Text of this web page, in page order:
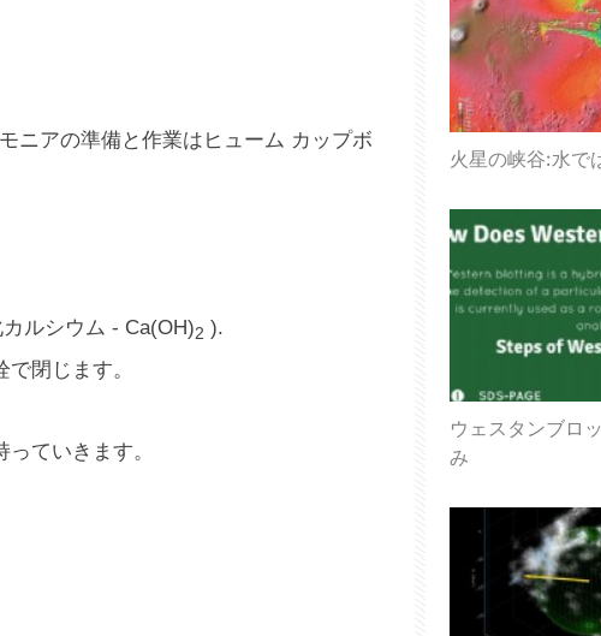
ニアの準備と作業はヒューム カップボ
ルシウム - Ca(OH)2 ).
閉じます。
ていきます。
火星の峡谷:水で
ウェスタンブロ
み